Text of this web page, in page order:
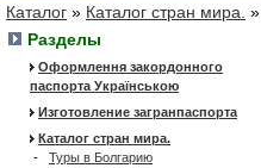
Каталог » Каталог стран мира. »
Разделы
Оформлення закордонного
паспорта Українською
Изготовление загранпаспорта
Каталог стран мира.
- Туры в Болгарию